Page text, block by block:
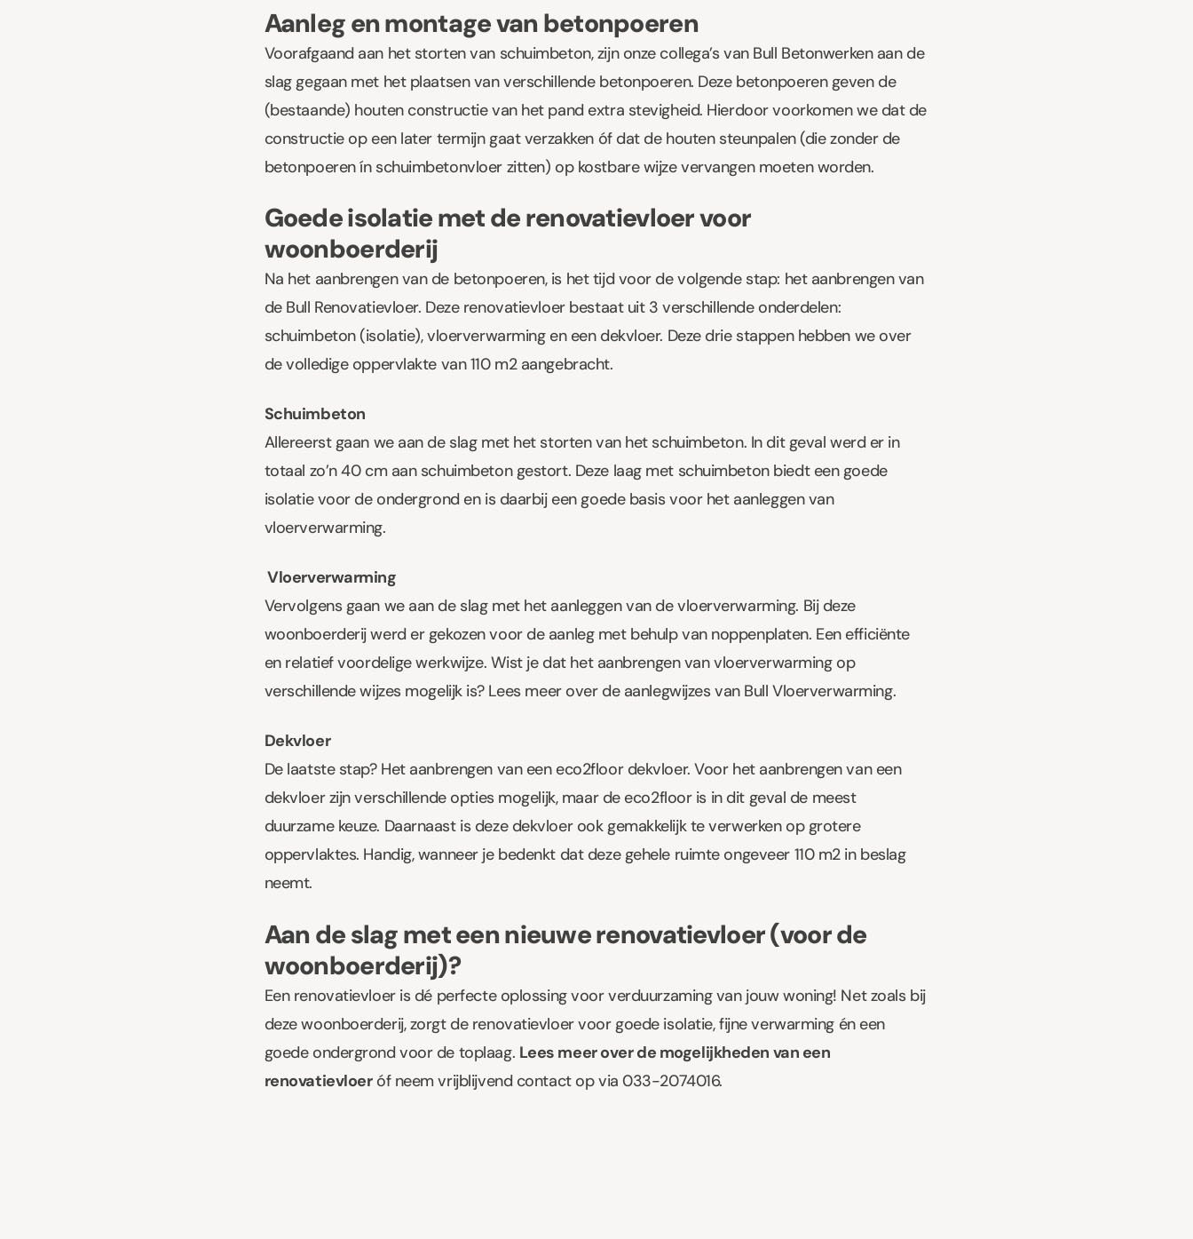
Aanleg en montage van betonpoeren
Voorafgaand aan het storten van schuimbeton, zijn onze collega’s van Bull Betonwerkenaan de
slag gegaan met het plaatsen van verschillende betonpoeren. Deze betonpoeren geven de
(bestaande) houten constructie van het pand extra stevigheid. Hierdoor voorkomen we dat de
constructie op een later termijn gaat verzakken óf dat de houten steunpalen (die zonder de
betonpoeren ín schuimbetonvloer zitten) op kostbare wijze vervangen moeten worden.
Goede isolatie met de renovatievloer voor
woonboerderij
Na het aanbrengen van de betonpoeren, is het tijd voor de volgende stap: het aanbrengen van
de Bull Renovatievloer. Deze renovatievloer bestaat uit 3 verschillende onderdelen:
schuimbeton (isolatie), vloerverwarming en een dekvloer. Deze drie stappen hebben we over
de volledige oppervlakte van 110 m2 aangebracht.
Schuimbeton
Allereerst gaan we aan de slag met het storten van het schuimbeton. In dit geval werd er in
totaal zo’n 40 cm aan schuimbetongestort. Deze laag met schuimbeton biedt een goede
isolatie voor de ondergrond en is daarbij een goede basis voor het aanleggen van
vloerverwarming.
Vloerverwarming
Vervolgens gaan we aan de slag met het aanleggen van de vloerverwarming. Bij deze
woonboerderij werd er gekozen voor de aanleg met behulp van noppenplaten. Een efficiënte
en relatief voordelige werkwijze. Wist je dat het aanbrengen van vloerverwarming op
verschillende wijzes mogelijk is? Lees meer over de aanlegwijzes van Bull Vloerverwarming.
Dekvloer
De laatste stap? Het aanbrengen van een eco2floor dekvloer. Voor het aanbrengen van een
dekvloer zijn verschillende opties mogelijk, maar de eco2flooris in dit geval de meest
duurzame keuze. Daarnaast is deze dekvloer ook gemakkelijk te verwerken op grotere
oppervlaktes. Handig, wanneer je bedenkt dat deze gehele ruimte ongeveer 110 m2 in beslag
neemt.
Aan de slag met een nieuwe renovatievloer (voor de
woonboerderij)?
Een renovatievloer is dé perfecte oplossing voor verduurzaming van jouw woning! Net zoals bij
deze woonboerderij, zorgt de renovatievloer voor goede isolatie, fijne verwarming én een
goede ondergrond voor de toplaag. Lees meer over de mogelijkheden van een
renovatievloeróf neem vrijblijvend contact op via033-2074016.